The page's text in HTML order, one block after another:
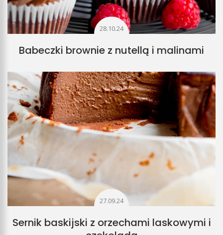
28.10.24
Babeczki brownie z nutellą i malinami
27.09.24
Sernik baskijski z orzechami laskowymi i